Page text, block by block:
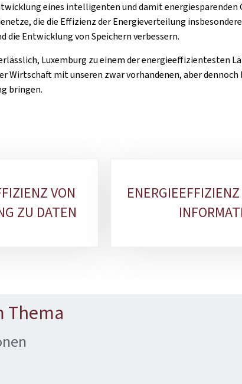
eines intelligenten und damit energiesparenden
die die Effizienz der Energieverteilung insbesondere
die Entwicklung von Speichern verbessern.
Luxemburg zu einem der energieeffizientesten
Wirtschaft mit unseren zwar vorhandenen, aber
bringen.
VON
ZU DATEN
Thema